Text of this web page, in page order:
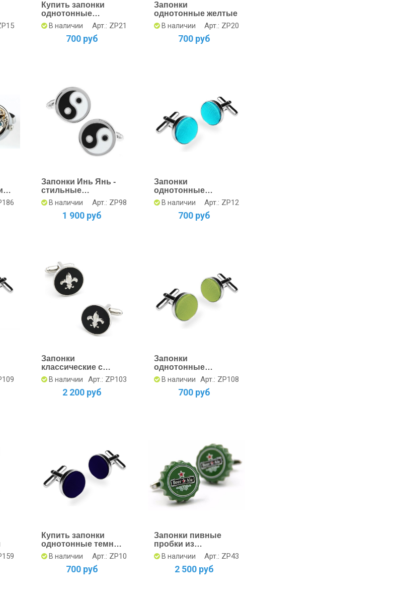
Купить запонки
однотонные
салатные 15 мм х 15
мм
В наличии Арт.: ZP21
700 руб
Запонки
однотонные желтые
В наличии Арт.: ZP20
700 руб
Запонки Инь Янь -
стильные
аксессуары для
мужчин
В наличии Арт.: ZP98
1 900 руб
Запонки
однотонные
аквамарин - купить
В наличии Арт.: ZP12
700 руб
Запонки
классические с
геральдической
лилией
В наличии Арт.: ZP103
2 200 руб
Запонки
однотонные
болотные
В наличии Арт.: ZP108
700 руб
Купить запонки
однотонные темно-
синие | Интернет-
магазин
В наличии Арт.: ZP10
700 руб
Запонки пивные
пробки из
ювелирной стали
В наличии Арт.: ZP43
2 500 руб